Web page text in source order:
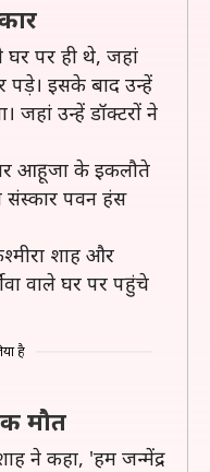
घर पर ही थे, जहां
पड़े। इसके बाद उन्हें
जहां उन्हें डॉक्टरों ने
आहूजा के इकलौते
पवन हंस
शाह और
वाले घर पर पहुंचे
है
मौत
ने कहा, 'हम जन्मेंद्र